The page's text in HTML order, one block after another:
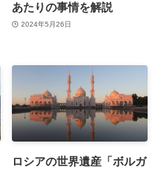
あたりの事情を解説
2024年5月26日
ロシアの世界遺産「ボルガ